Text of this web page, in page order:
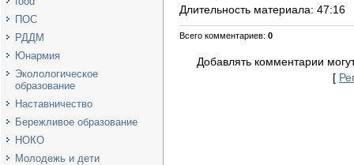
ПОС
РДДМ
Юнармия
Эколологическое
образование
Наставничество
Бережливое образование
НОКО
Молодежь и дети
Длительность материала: 47:16
Всего комментариев: 0
Добавлять комментарии
[